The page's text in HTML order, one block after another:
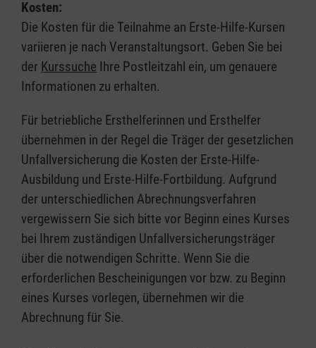
Kosten:
Die Kosten für die Teilnahme an Erste-Hilfe-Kursen
variieren je nach Veranstaltungsort. Geben Sie bei
der Kurssuche Ihre Postleitzahl ein, um genauere
Informationen zu erhalten.
Für betriebliche Ersthelferinnen und Ersthelfer
übernehmen in der Regel die Träger der gesetzlichen
Unfallversicherung die Kosten der Erste-Hilfe-
Ausbildung und Erste-Hilfe-Fortbildung. Aufgrund
der unterschiedlichen Abrechnungsverfahren
vergewissern Sie sich bitte vor Beginn eines Kurses
bei Ihrem zuständigen Unfallversicherungsträger
über die notwendigen Schritte. Wenn Sie die
erforderlichen Bescheinigungen vor bzw. zu Beginn
eines Kurses vorlegen, übernehmen wir die
Abrechnung für Sie.